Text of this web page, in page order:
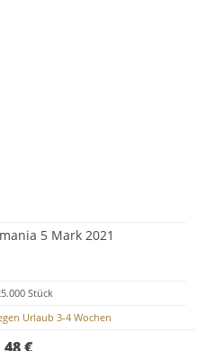
5 Mark 2021
Stück
Urlaub 3-4 Wochen
€